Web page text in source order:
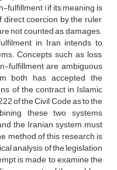
fulfillment (if its meaning is
coercion by the ruler,
not counted as damages.
in Iran intends to
Concepts such as loss,
fulfillment are ambiguous
both has accepted the
of the contract in Islamic
of the Civil Code as to the
these two systems
the Iranian system must
method of this research is
analysis of the legislation
is made to examine the